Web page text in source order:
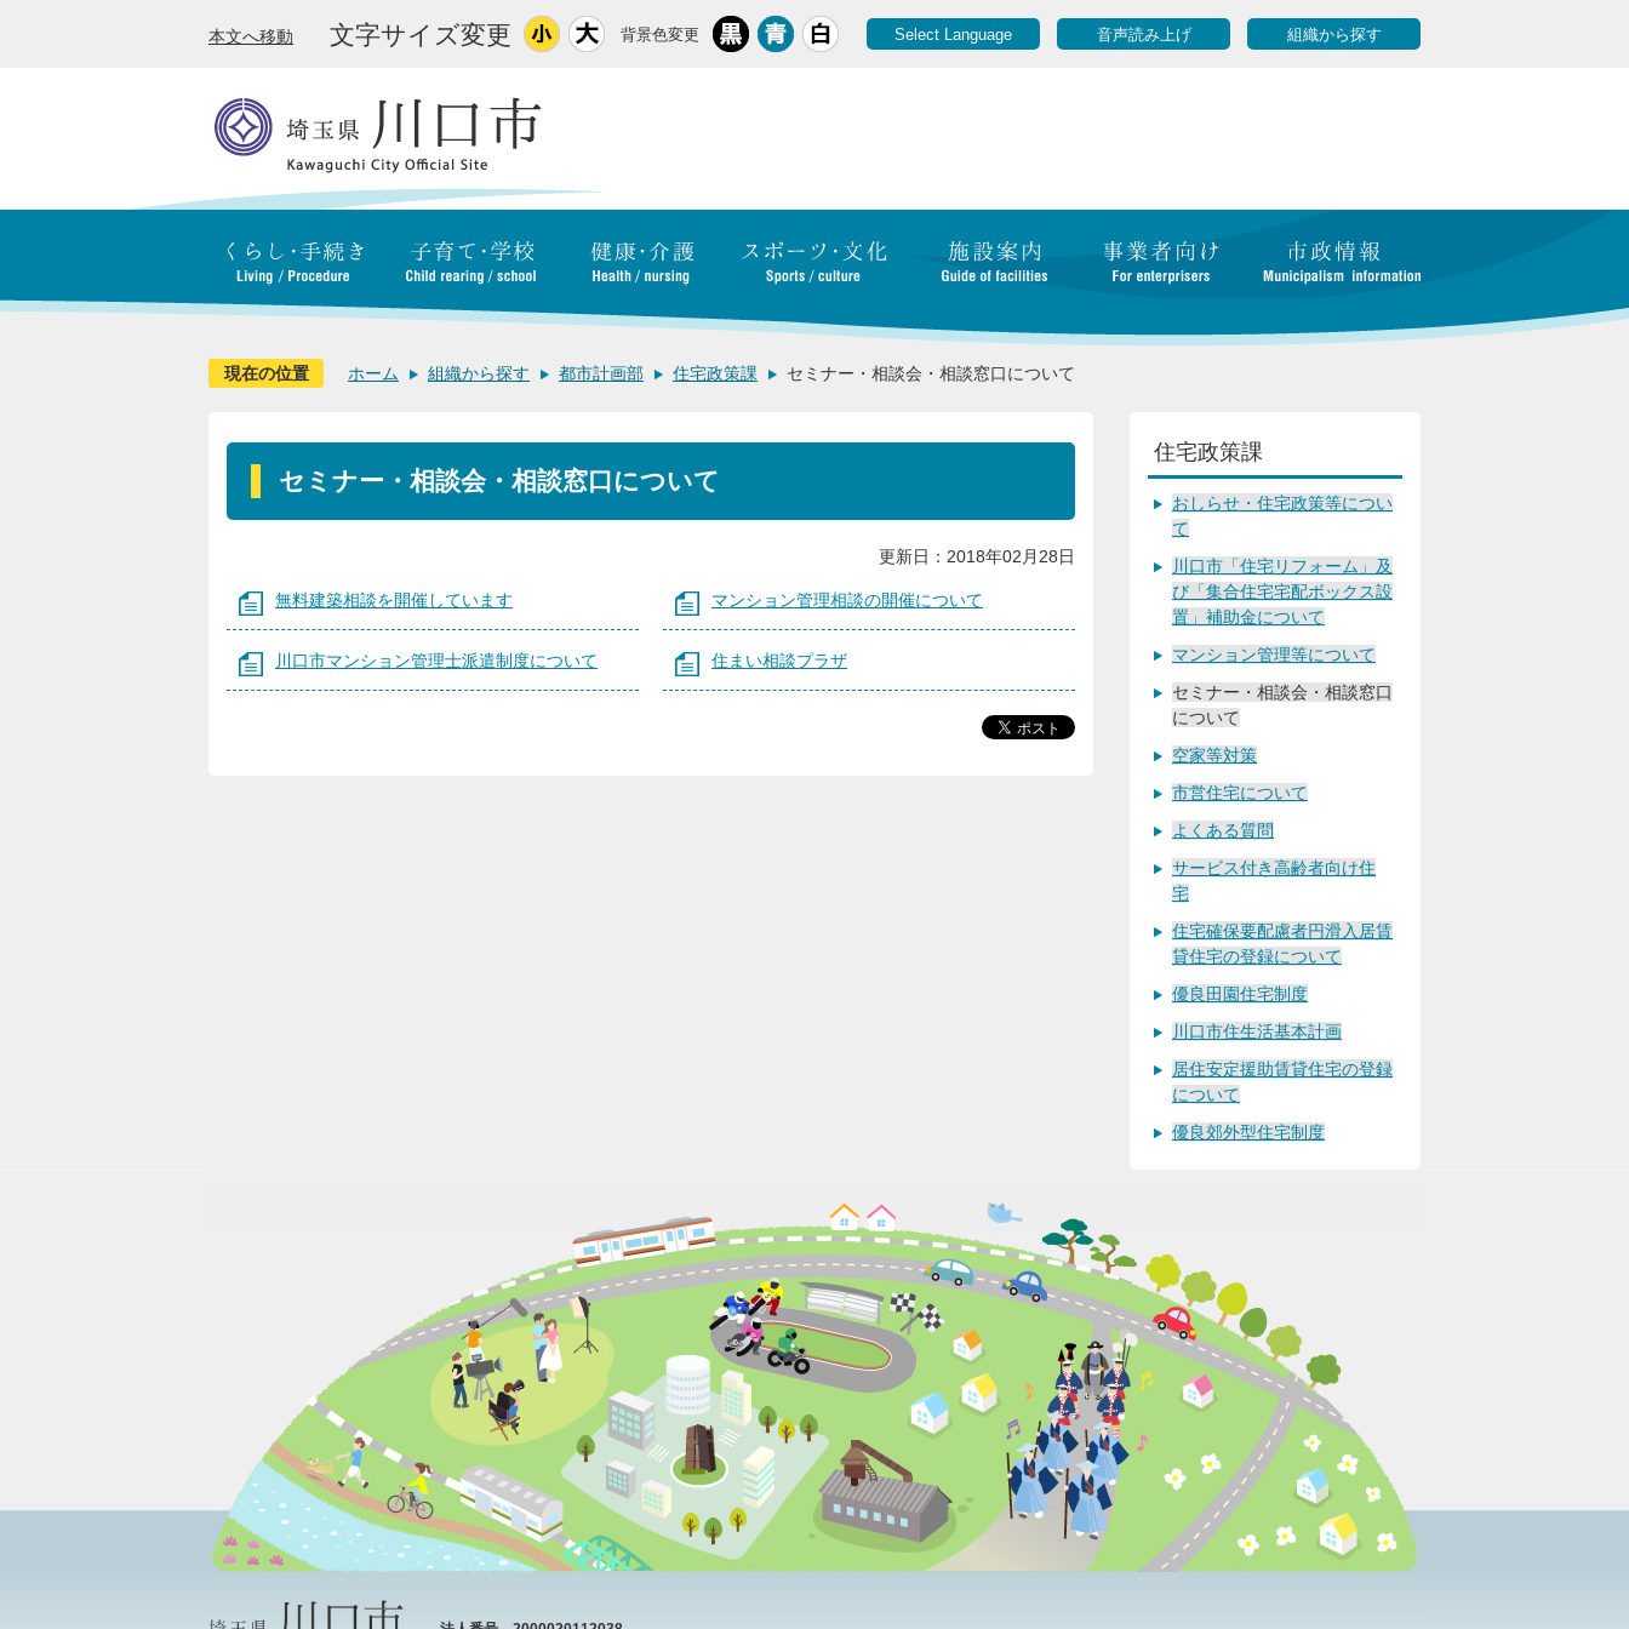
本文へ移動 文字サイズ変更 背景色変更 Select Language 音声読み上げ 組織から探す
現在の位置 ホーム 組織から探す 都市計画部 住宅政策課 セミナー・相談会・相談窓口について
セミナー・相談会・相談窓口について
更新日：2018年02月28日
無料建築相談を開催しています マンション管理相談の開催について
川口市マンション管理士派遣制度について 住まい相談プラザ
住宅政策課
おしらせ・住宅政策等につい
て
川口市「住宅リフォーム」及
び「集合住宅宅配ボックス設
置」補助金について
マンション管理等について
セミナー・相談会・相談窓口
について
空家等対策
市営住宅について
よくある質問
サービス付き高齢者向け住
宅
住宅確保要配慮者円滑入居賃
貸住宅の登録について
優良田園住宅制度
川口市住生活基本計画
居住安定援助賃貸住宅の登録
について
優良郊外型住宅制度